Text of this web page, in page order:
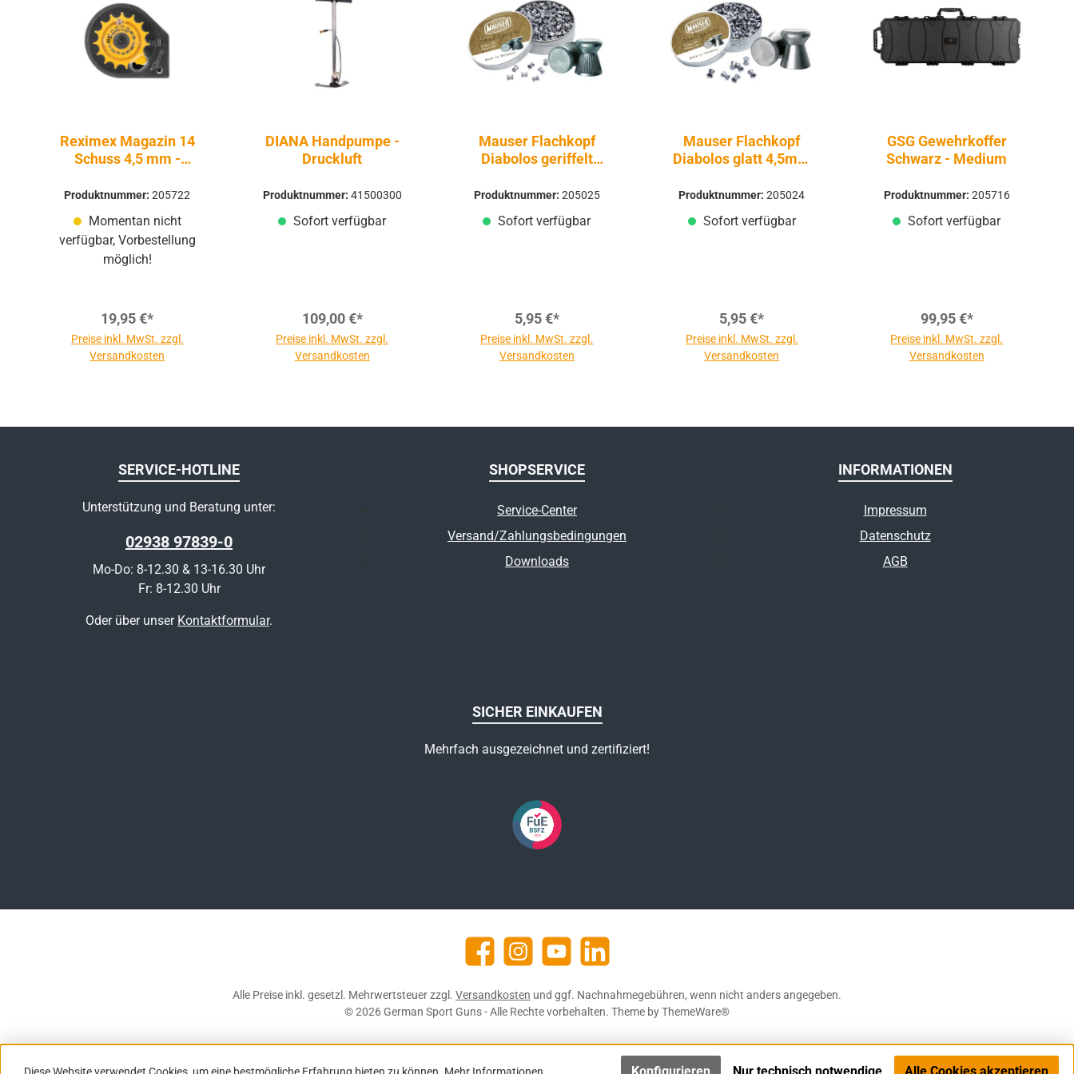
Reximex Magazin 14
Schuss 4,5 mm -
Produktnummer:205722
Momentan nicht
verfügbar, Vorbestellung
möglich!
19,95 €*
Preise inkl. MwSt. zzgl.
Versandkosten
DIANA Handpumpe -
Druckluft
Produktnummer: 41500300
Sofort verfügbar
109,00 €*
Preise inkl. MwSt. zzgl.
Versandkosten
Mauser Flachkopf
Diabolos geriffelt
Produktnummer: 205025
Sofort verfügbar
5,95 €*
Preise inkl. MwSt. zzgl.
Versandkosten
Mauser Flachkopf
Diabolos glatt 4,5mm
Produktnummer:205024
Sofort verfügbar
5,95 €*
Preise inkl. MwSt. zzgl.
Versandkosten
GSG Gewehrkoffer
Schwarz - Medium
Produktnummer: 205716
Sofort verfügbar
99,95 €*
Preise inkl. MwSt. zzgl.
Versandkosten
SERVICE-HOTLINE
Unterstützung und Beratung unter:
02938 97839-0
Mo-Do: 8-12.30 & 13-16.30 Uhr
Fr: 8-12.30 Uhr
Oder über unser Kontaktformular.
SHOPSERVICE
Service-Center
Versand/Zahlungsbedingungen
Downloads
INFORMATIONEN
Impressum
Datenschutz
AGB
SICHER EINKAUFEN
Mehrfach ausgezeichnet und zertifiziert!
FacebookInstagramYouTube
Alle Preise inkl. gesetzl. Mehrwertsteuer zzgl. Versandkosten und ggf. Nachnahmegebühren, wenn nicht anders angegeben.
© 2026 German Sport Guns - Alle Rechte vorbehalten. Theme byThemeWare®
Diese Website verwendet Cookies, um eine bestmögliche Erfahrung bieten zu können. Mehr Informationen ...